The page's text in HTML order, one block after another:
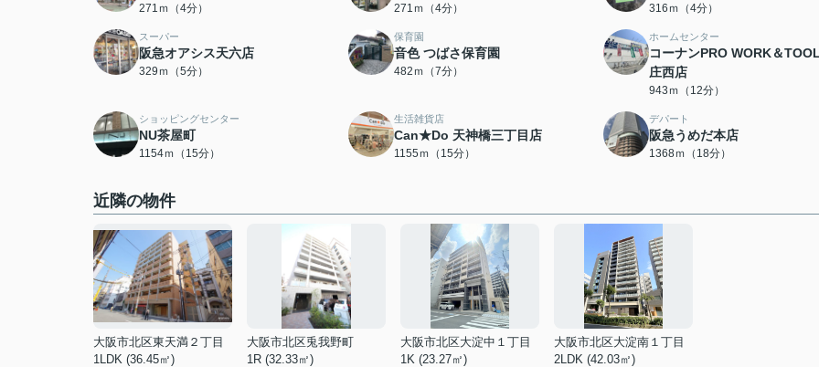
271ｍ（4分） 271ｍ（4分） 316ｍ（4分）
スーパー
阪急オアシス天六店
329ｍ（5分）
保育園
音色 つばさ保育園
482ｍ（7分）
ホームセンター
コーナンPRO WORK＆
庄西店
943ｍ（12分）
ショッピングセンター
NU茶屋町
1154ｍ（15分）
生活雑貨店
Can★Do 天神橋三丁目店
1155ｍ（15分）
デパート
阪急うめだ本店
1368ｍ（18分）
近隣の物件
大阪市北区東天満２丁目
1LDK (36.45㎡)
大阪市北区兎我野町
1R (32.33㎡)
大阪市北区大淀中１丁目
1K (23.27㎡)
大阪市北区大淀南１丁目
2LDK (42.03㎡)